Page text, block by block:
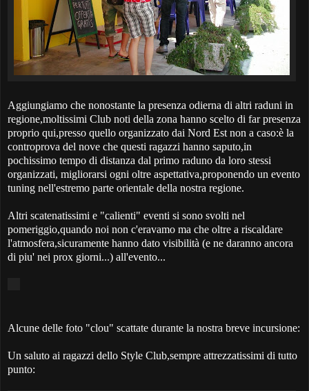
Aggiungiamo che nonostante la presenza odierna di altri raduni in
regione,moltissimi Club noti della zona hanno scelto di far presenza
proprio qui,presso quello organizzato dai Nord Est non a caso:è la
controprova del nove che questi ragazzi hanno saputo,in
pochissimo tempo di distanza dal primo raduno da loro stessi
organizzati, migliorarsi ogni oltre aspettativa,proponendo un evento
tuning nell'estremo parte orientale della nostra regione.
Altri scatenatissimi e "calienti" eventi si sono svolti nel
pomeriggio,quando noi non c'eravamo ma che oltre a riscaldare
l'atmosfera,sicuramente hanno dato visibilità (e ne daranno ancora
di piu' nei prox giorni...) all'evento...
Alcune delle foto "clou" scattate durante la nostra breve incursione:
Un saluto ai ragazzi dello Style Club,sempre attrezzatissimi di tutto
punto: